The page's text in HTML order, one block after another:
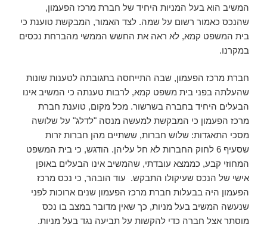
המשיב הוא בעל המניות היחיד של חברת מרכז הפעמון,
שהנכס כאמור רשום על שמה. לצד האמור, המבקשת טוענת כי
בית המשפט קמא, לא ראה את החשש הממשי מהברחת נכסים
במקרנו.
חברת מרכז הפעמון, שבה התייחסה בתגובתה לטענות שונות
שהעלתה בפני בית משפט קמא, לרבות טענתה כי המשיב אינו
הבעלים היחיד בחברה בשרשור. מכל מקום, טוענת חברת
מרכז הפעמון כי המבקשת למעשה מנסה "לדלג" על שלושה
מסכי התאגדות: שלוש חברות, ששתיים מהן חברות זרות
שסעיף 6 לחוק החברות לא חל עליהן. הודגש, כי בית המשפט
המחוזי קבע, כממצא עובדתי, שהמשיב אינו הבעלים באופן
אישי של הנכס שעיקולו התבקש. עוד הובהר, כי נכס מרכז
הפעמון היה בבעלות חברת מרכז הפעמון שנים ארוכות לפני
שנעשה המשיב בעל מניות, כך שאין מדובר במצב בו נכס
מוסתר אצל חברה כדי להקשות על תביעה נגד בעל מניות.